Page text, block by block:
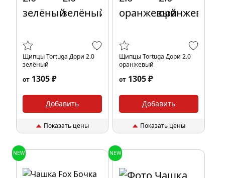
Щипцы Tortuga Дори 2.0
зелёный
от 1305 ₽
Добавить
Показать цены
Щипцы Tortuga Дори 2.0
оранжевый
от 1305 ₽
Добавить
Показать цены
NEW NEW